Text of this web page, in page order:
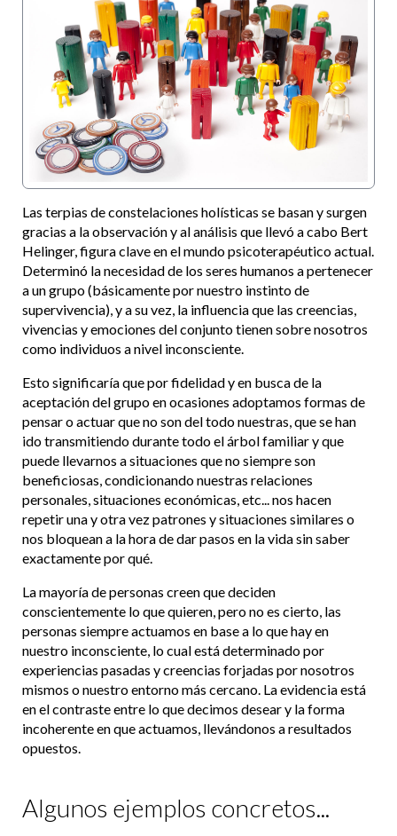
personal. Ser el
anclaje del nuevo
mundo, de la
nueva humanidad.
Psicología, hipnosis,
regresiones,
constelaciones
familiares,
constelaciones
holísticas,
biodescodificación,
flores de bach, pnl,
psicoterapias, coach
personal, emocional y
holístico.
Las terpias de constelaciones holísticas se basan y surgen
gracias a la observación y al análisis que llevó a cabo Bert
Helinger, figura clave en el mundo psicoterapéutico actual.
Determinó la necesidad de los seres humanos a pertenecer
a un grupo (básicamente por nuestro instinto de
supervivencia), y a su vez, la influencia que las creencias,
vivencias y emociones del conjunto tienen sobre nosotros
como individuos a nivel inconsciente.
Esto significaría que por fidelidad y en busca de la
aceptación del grupo en ocasiones adoptamos formas de
pensar o actuar que no son del todo nuestras, que se han
ido transmitiendo durante todo el árbol familiar y que
puede llevarnos a situaciones que no siempre son
beneficiosas, condicionando nuestras relaciones
personales, situaciones económicas, etc... nos hacen
repetir una y otra vez patrones y situaciones similares o
nos bloquean a la hora de dar pasos en la vida sin saber
exactamente por qué.
La mayoría de personas creen que deciden
conscientemente lo que quieren, pero no es cierto, las
personas siempre actuamos en base a lo que hay en
nuestro inconsciente, lo cual está determinado por
experiencias pasadas y creencias forjadas por nosotros
mismos o nuestro entorno más cercano. La evidencia está
en el contraste entre lo que decimos desear y la forma
incoherente en que actuamos, llevándonos a resultados
opuestos.
Algunos ejemplos concretos...